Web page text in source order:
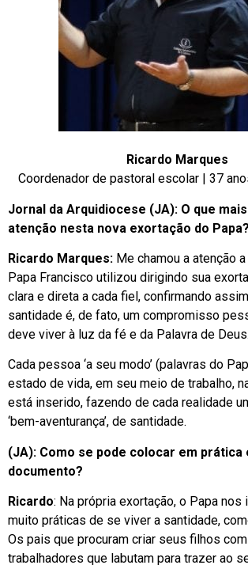
Ricardo Marques
Coordenador de pastoral escolar | 37
Jornal da Arquidiocese (JA): O que
atenção nesta nova exortação do Papa?
Ricardo Marques: Me chamou a atenção
Papa Francisco utilizou dirigindo sua
clara e direta a cada fiel, confirmando
santidade é, de fato, um compromisso
deve viver à luz da fé e da Palavra de Deus.
Cada pessoa ‘a seu modo’ (palavras do
estado de vida, em seu meio de trabalho,
está inserido, fazendo de cada realidade
‘bem-aventurança’, de santidade.
(JA): Como se pode colocar em prática
documento?
Ricardo: Na própria exortação, o Papa nos
muito práticas de se viver a santidade,
Os pais que procuram criar seus filhos
trabalhadores que labutam para trazer ao